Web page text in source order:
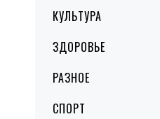
КУЛЬТУРА
ЗДОРОВЬЕ
РАЗНОЕ
СПОРТ